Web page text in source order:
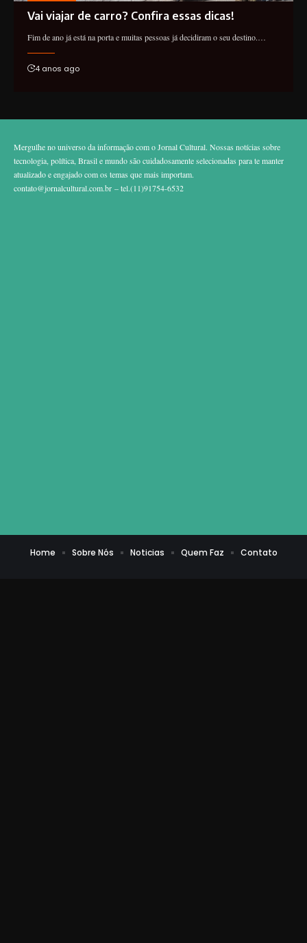
Vai viajar de carro? Confira essas dicas!
Fim de ano já está na porta e muitas pessoas já decidiram o seu destino.…
4 anos ago
Mergulhe no universo da informação com o Jornal Cultural. Nossas notícias sobre
tecnologia, política, Brasil e mundo são cuidadosamente selecionadas para te manter
atualizado e engajado com os temas que mais importam.
contato@jornalcultural.com.br – tel.(11)91754-6532
Home Sobre Nós Noticias Quem Faz Contato